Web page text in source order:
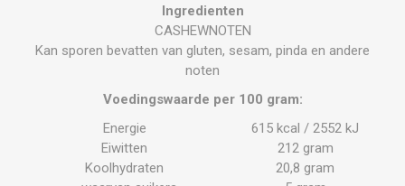
Ingredienten
CASHEWNOTEN
Kan sporen bevatten van gluten, sesam, pinda en andere
noten
Voedingswaarde per 100 gram:
Energie
615 kcal / 2552 kJ
Eiwitten
212 gram
Koolhydraten
20,8 gram